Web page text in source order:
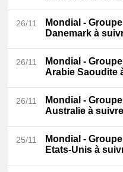
26/11 Mondial -
Danemark à
26/11 Mondial -
Arabie Saoudite
26/11 Mondial -
Australie à
25/11 Mondial -
Etats-Unis à